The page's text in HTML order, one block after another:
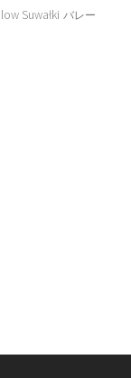
Suwałki バレー